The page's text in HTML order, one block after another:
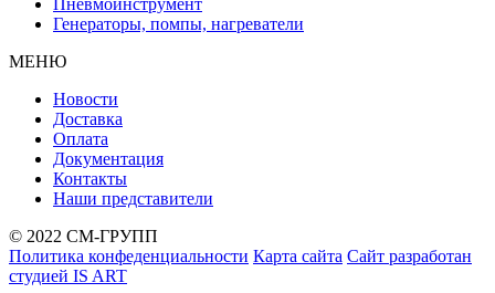
Генераторы, помпы, нагреватели
МЕНЮ
Новости
Доставка
Оплата
Документация
Контакты
Наши представители
© 2022 СМ-ГРУПП
Политика конфеденциальности Карта сайта Сайт разработан
студией IS ART